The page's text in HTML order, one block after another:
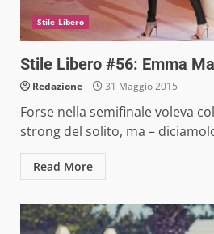
Stile Libero
Stile Libero #56: Emma
Redazione 31 Maggio 2015
Forse nella semifinale voleva
strong del solito, ma –
Read More